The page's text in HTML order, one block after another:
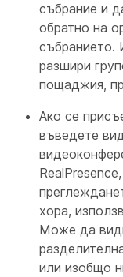
събрание и
обратно на
събранието.
разшири
пощаджия,
Ако се
въведете
хора,
Може да
или изобщо